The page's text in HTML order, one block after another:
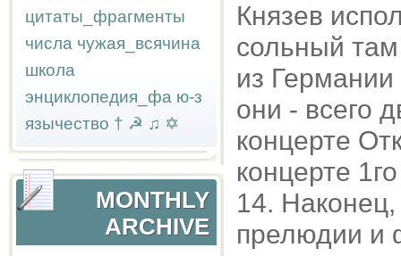
цитаты_фрагменты
числа чужая_всячина
школа
энциклопедия_фа ю-з
язычество † ☭ ♫ ✡
MONTHLY
ARCHIVE
Князев
сольный
из
они - всего
концерте
концерте
14.
прелюдии и